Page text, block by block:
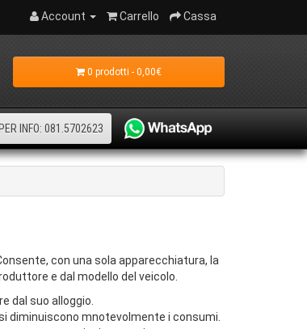
Account Carrello Cassa
0 prodotti - 0,00€
PER INFO: 081.5702623
con una sola apparecchiatura, la
e dal modello del veicolo.
dal suo alloggio.
diminuiscono mnotevolmente i consumi.